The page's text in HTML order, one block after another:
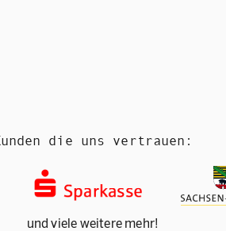
die uns vertrauen:
und viele weitere mehr!